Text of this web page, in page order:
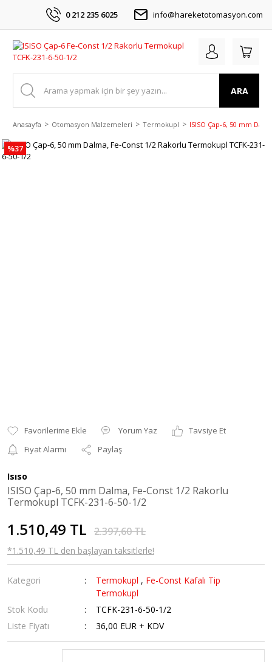
0 212 235 6025 info@hareketotomasyon.com
ARA
Anasayfa Otomasyon Malzemeleri Termokupl ISISO Çap-6, 50 mm
%37
Yorum Yaz
Tavsiye Et
Fiyat Alarmı
Paylaş
Isıso
ISISO Çap-6, 50 mm Dalma, Fe-Const 1/2 Rakorlu
Termokupl TCFK-231-6-50-1/2
1.510,49 TL 2.397,60 TL
*1.510,49 TL den başlayan taksitlerle!
Kategori Termokupl , Fe-Const Kafalı Tip
Termokupl
Stok Kodu
TCFK-231-6-50-1/2
Liste Fiyatı
36,00 EUR + KDV